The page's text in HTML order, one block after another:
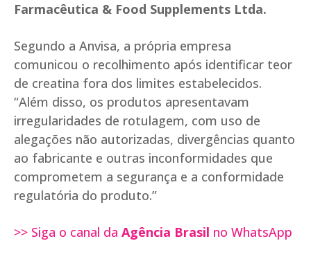
Farmacêutica & Food Supplements Ltda.
Segundo a Anvisa, a própria empresa
comunicou o recolhimento após identificar teor
de creatina fora dos limites estabelecidos.
“Além disso, os produtos apresentavam
irregularidades de rotulagem, com uso de
alegações não autorizadas, divergências quanto
ao fabricante e outras inconformidades que
comprometem a segurança e a conformidade
regulatória do produto.”
>> Siga o canal da Agência Brasil no WhatsApp